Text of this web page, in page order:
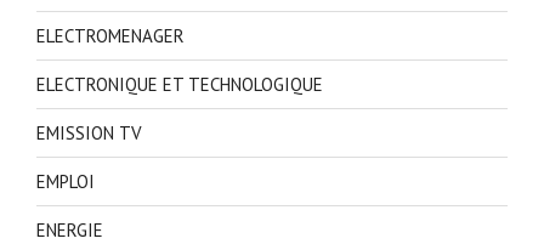
ELECTROMENAGER
ELECTRONIQUE ET TECHNOLOGIQUE
EMISSION TV
EMPLOI
ENERGIE